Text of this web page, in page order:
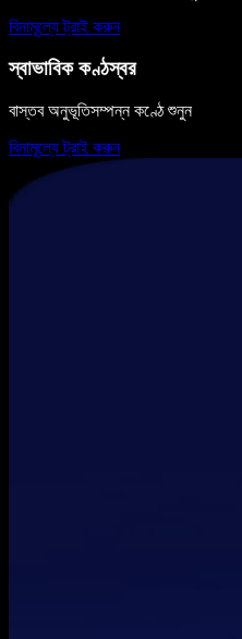
বিনামূল্যে ট্রাই করুন
স্বাভাবিক কণ্ঠস্বর
বাস্তব অনুভূতিসম্পন্ন কণ্ঠে শুনুন
বিনামূল্যে ট্রাই করুন